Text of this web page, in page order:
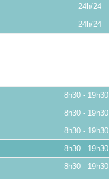
24h/24
24h/24
8h30 - 19h30
8h30 - 19h30
8h30 - 19h30
8h30 - 19h30
8h30 - 19h30